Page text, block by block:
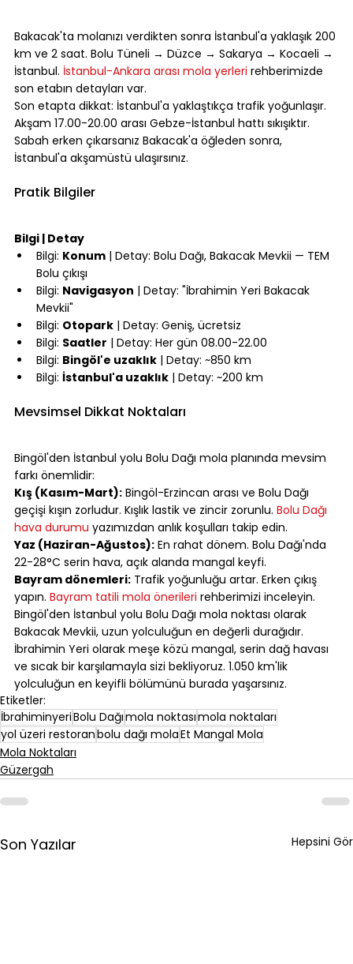
Bakacak'ta molanızı verdikten sonra İstanbul'a yaklaşık 200
km ve 2 saat. Bolu Tüneli → Düzce → Sakarya → Kocaeli →
İstanbul. İstanbul-Ankara arası mola yerleri rehberimizde
son etabın detayları var.
Son etapta dikkat: İstanbul'a yaklaştıkça trafik yoğunlaşır.
Akşam 17.00-20.00 arası Gebze-İstanbul hattı sıkışıktır.
Sabah erken çıkarsanız Bakacak'a öğleden sonra,
İstanbul'a akşamüstü ulaşırsınız.
Pratik Bilgiler
Bilgi | Detay
Bilgi: Konum | Detay: Bolu Dağı, Bakacak Mevkii — TEM
Bolu çıkışı
Bilgi: Navigasyon | Detay: "İbrahimin Yeri Bakacak
Mevkii"
Bilgi: Otopark | Detay: Geniş, ücretsiz
Bilgi: Saatler | Detay: Her gün 08.00-22.00
Bilgi: Bingöl'e uzaklık | Detay: ~850 km
Bilgi: İstanbul'a uzaklık | Detay: ~200 km
Mevsimsel Dikkat Noktaları
Bingöl'den İstanbul yolu Bolu Dağı mola planında mevsim
farkı önemlidir:
Kış (Kasım-Mart): Bingöl-Erzincan arası ve Bolu Dağı
geçişi kışın zorludur. Kışlık lastik ve zincir zorunlu. Bolu Dağı
hava durumu yazımızdan anlık koşulları takip edin.
Yaz (Haziran-Ağustos): En rahat dönem. Bolu Dağı'nda
22-28°C serin hava, açık alanda mangal keyfi.
Bayram dönemleri: Trafik yoğunluğu artar. Erken çıkış
yapın. Bayram tatili mola önerileri rehberimizi inceleyin.
Bingöl'den İstanbul yolu Bolu Dağı mola noktası olarak
Bakacak Mevkii, uzun yolculuğun en değerli durağıdır.
İbrahimin Yeri olarak meşe közü mangal, serin dağ havası
ve sıcak bir karşılamayla sizi bekliyoruz. 1.050 km'lik
yolculuğun en keyifli bölümünü burada yaşarsınız.
Etiketler:
İbrahiminyeriBolu Dağımola noktasımola noktaları
yol üzeri restoranbolu dağı molaEt Mangal Mola
Mola Noktaları
Güzergah
Son Yazılar Hepsini Gör